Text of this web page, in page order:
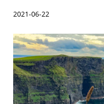
2021-06-22